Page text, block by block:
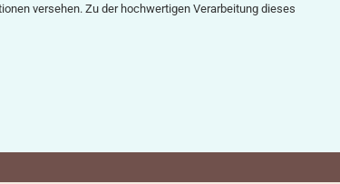
versehen. Zu der hochwertigen Verarbeitung dieses